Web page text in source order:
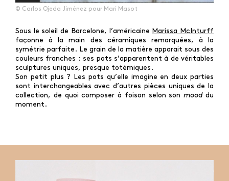
© Carlos Ojeda Jiménez pour Mari Masot
Sous le soleil de Barcelone, l’américaine
Marissa McInturff
façonne à la main des céramiques remarquées, à la
symétrie parfaite. Le grain de la matière apparait sous des
couleurs franches : ses pots s’apparentent à de véritables
sculptures uniques, presque totémiques.
Son petit plus ? Les pots qu’elle imagine en deux parties
sont interchangeables avec d’autres pièces uniques de la
collection, de quoi composer à foison selon sonmooddu
moment.